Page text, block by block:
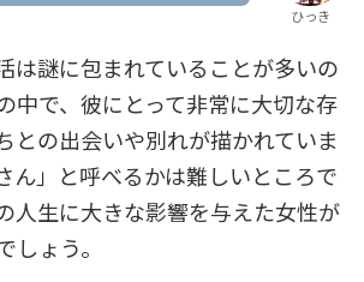
ひっき
は謎に包まれていることが多いの
中で、彼にとって非常に大切な存
との出会いや別れが描かれていま
ん」と呼べるかは難しいところで
人生に大きな影響を与えた女性が
しょう。